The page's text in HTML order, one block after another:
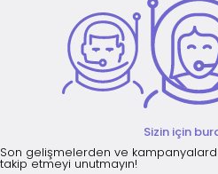
Sizin için
Son gelişmelerden ve
takip etmeyi unutmayın!